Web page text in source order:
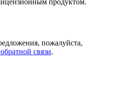
продуктом.
пожалуйста,
связи.